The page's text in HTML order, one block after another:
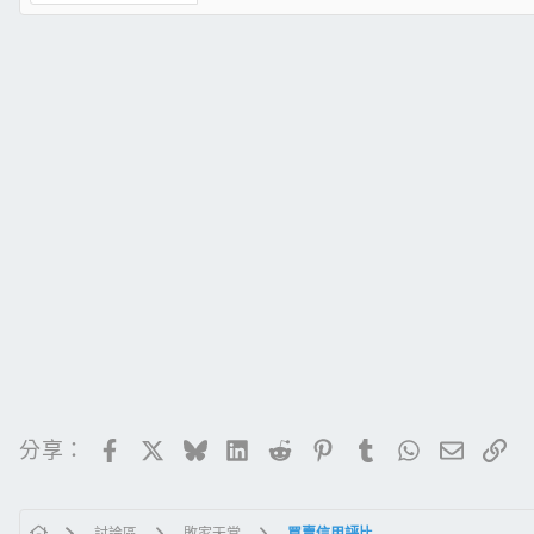
(送修要用靜電袋 拿回時也要跟他要
分享： FacebookBlueskyLinkedIn
RedditPinterestTumblrWhatsApp
電子郵件
連結